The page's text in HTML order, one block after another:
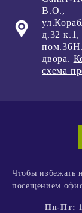
В.О.,
д.32 к.1,
двора.
схема
Чтобы избежать
посещением
Пн-Пт: